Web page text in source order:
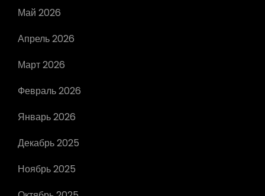
Май 2026
Апрель 2026
Март 2026
Февраль 2026
Январь 2026
Декабрь 2025
Ноябрь 2025